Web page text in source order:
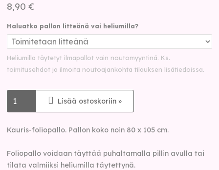
8,90 €
Haluatko pallon litteänä vai heliumilla?
Heliumilla täytetyt ilmapallot vain noutomyyntinä. Ks.
toimitusehdot ja ilmoita noutoajankohta tilauksen lisätiedoissa.
Lisää ostoskoriin »
Kauris-foliopallo. Pallon koko noin 80 x 105 cm.
Foliopallo voidaan täyttää puhaltamalla pillin avulla tai
tilata valmiiksi heliumilla täytettynä.